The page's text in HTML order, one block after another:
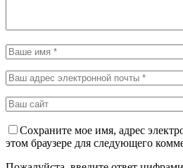
Сохраните мое имя, адрес
этом браузере для следующего